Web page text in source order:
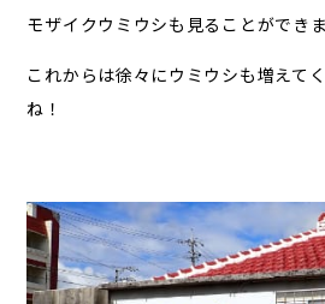
モザイクウミウシも見ることができ
これからは徐々にウミウシも増えて
ね！